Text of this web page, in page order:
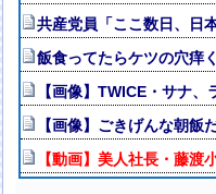
共産党員「ここ数日、日
飯食ってたらケツの穴痒
【画像】TWICE・サナ
【画像】ごきげんな朝飯
【動画】美人社長・藤渡